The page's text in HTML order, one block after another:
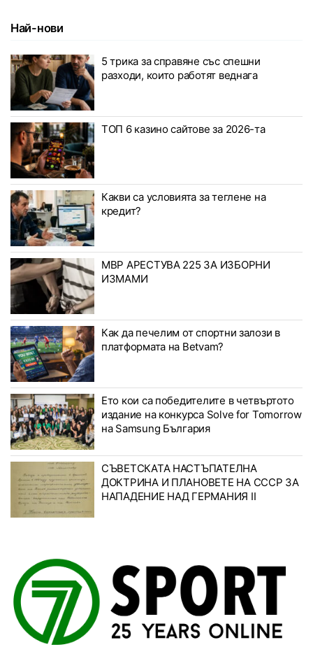
Най-нови
5 трика за справяне със спешни
разходи, които работят веднага
ТОП 6 казино сайтове за 2026-та
Какви са условията за теглене на
кредит?
МВР АРЕСТУВА 225 ЗА ИЗБОРНИ
ИЗМАМИ
Как да печелим от спортни залози в
платформата на Betvam?
Ето кои са победителите в четвъртото
издание на конкурса Solve for Tomorrow
на Samsung България
СЪВЕТСКАТА НАСТЪПАТЕЛНА
ДОКТРИНА И ПЛАНОВЕТЕ НА СССР ЗА
НАПАДЕНИЕ НАД ГЕРМАНИЯ II